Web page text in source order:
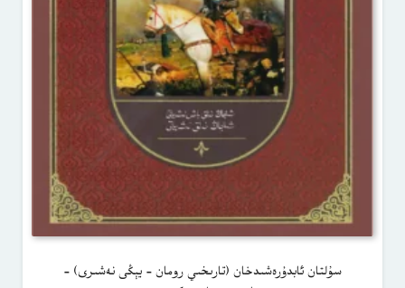
سۇلتان ئابدۇرەشىدخان (تارىخىي رومان – يېڭى نەشىرى) –